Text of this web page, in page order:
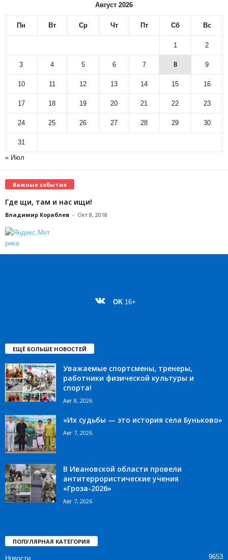
Август 2026
Пн Вт Ср Чт Пт Сб Вс
1 2
3 4 5 6 7 8 9
10 11 12 13 14 15 16
17 18 19 20 21 22 23
24 25 26 27 28 29 30
31
« Июл
Важные события
Где щи, там и нас ищи!
Владимир Кораблев - Окт 8, 2018
OK 16+
ЕЩЁ БОЛЬШЕ НОВОСТЕЙ
Уважаемые спортсмены, тренеры,
работники физической культуры и
спорта!
Авг 8, 2026
«Их судьбы — это история села Буньково»
Авг 7, 2026
В Ивановской области провели
антитеррористические учения
«Гроза-2026»
Авг 7, 2026
ПОПУЛЯРНАЯ КАТЕГОРИЯ
Новости 9653